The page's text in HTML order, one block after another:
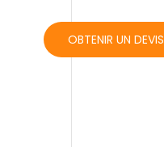
OBTENIR UN DEVIS